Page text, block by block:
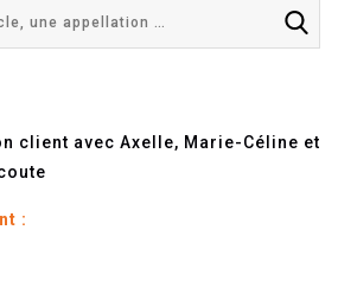
client avec Axelle, Marie-Céline et
: